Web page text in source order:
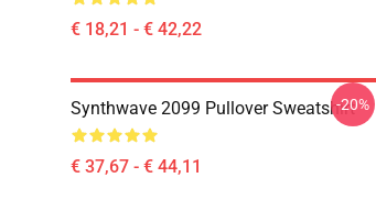
€ 18,21 - € 42,22
Synthwave 2099 Pullover Sweatshirt
€ 37,67 - € 44,11
-20%